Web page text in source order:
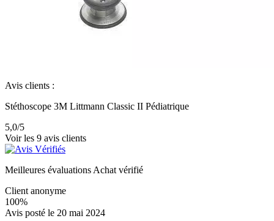
Avis clients :
Stéthoscope 3M Littmann Classic II Pédiatrique
5,0/5
Voir les 9 avis clients
Meilleures évaluations Achat vérifié
Client anonyme
100%
Avis posté le 20 mai 2024